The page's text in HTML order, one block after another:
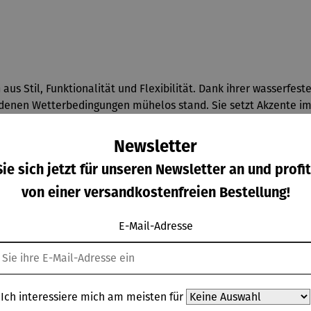
aus Stil, Funktionalität und Flexibilität. Dank ihrer
Wetterbedingungen mühelos stand. Sie setzt Akzente
Mit drei dimmbaren Helligkeitsstufen lässt sich die
gesellige Abende.
Ausleuchtung, sondern ist auch besonders
den ganzen Abend und darüber hinaus begleitet. Ein
schnell einsatzbereit macht.
Newsletter
sich jetzt für unseren Newsletter an und
von einer versandkostenfreien Bestellung!
E-Mail-Adresse
Ich interessiere mich am meisten für